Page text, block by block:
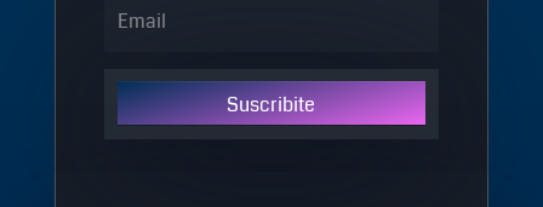
Suscribite